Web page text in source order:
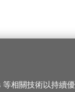
相關技術以持續